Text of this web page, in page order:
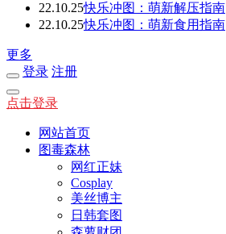
22.10.25快乐冲图：萌新解压指南
22.10.25快乐冲图：萌新食用指南
更多
登录 注册
点击登录
网站首页
图毒森林
网红正妹
Cosplay
美丝博主
日韩套图